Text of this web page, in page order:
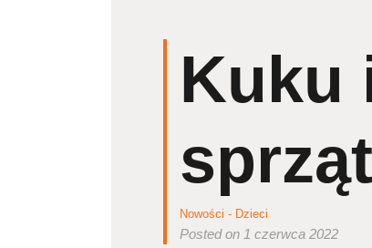
Kuku
Nowości - Dzieci
Posted on 1 czerwca 2022